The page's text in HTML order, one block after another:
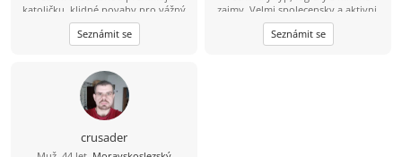
katoličku, klidné povahy pro vážný
vztah a společný život na vsi.
Seznámit se
zajmy. Velmi spolecensky a aktivni.
Rad uziva zivota. Mistr operativniho
planovavani se zmenami z hodiny na
hodinu. Asi mozna trosicku ADHD :-
Seznámit se
crusader